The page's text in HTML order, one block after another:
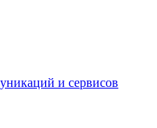
и сервисов